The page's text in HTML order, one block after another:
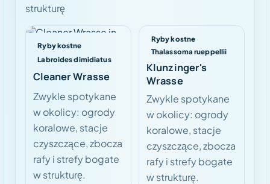
strukturę
Ryby kostne
Labroides dimidiatus
Cleaner Wrasse
Zwykle spotykane
w okolicy: ogrody
koralowe, stacje
czyszczące, zbocza
rafy i strefy bogate
w strukturę.
Ryby kostne
Thalassoma rueppellii
Klunzinger's
Wrasse
Zwykle spotykane
w okolicy: ogrody
koralowe, stacje
czyszczące, zbocza
rafy i strefy bogate
w strukturę.